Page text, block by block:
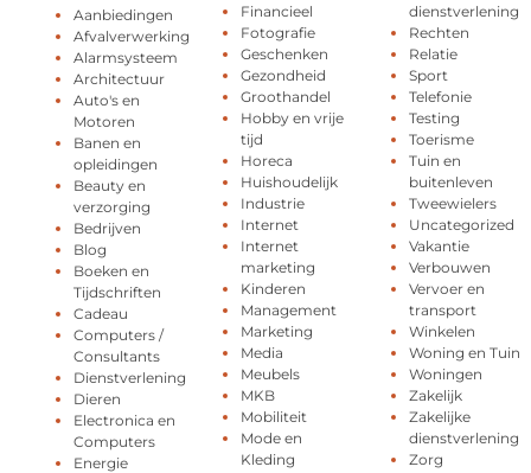
Aanbiedingen
Afvalverwerking
Alarmsysteem
Architectuur
Auto's en
Motoren
Banen en
opleidingen
Beauty en
verzorging
Bedrijven
Blog
Boeken en
Tijdschriften
Cadeau
Computers /
Consultants
Dienstverlening
Dieren
Electronica en
Computers
Energie
Financieel
Fotografie
Geschenken
Gezondheid
Groothandel
Hobby en vrije
tijd
Horeca
Huishoudelijk
Industrie
Internet
Internet
marketing
Kinderen
Management
Marketing
Media
Meubels
MKB
Mobiliteit
Mode en
Kleding
dienstverlening
Rechten
Relatie
Sport
Telefonie
Testing
Toerisme
Tuin en
buitenleven
Tweewielers
Uncategorized
Vakantie
Verbouwen
Vervoer en
transport
Winkelen
Woning en Tuin
Woningen
Zakelijk
Zakelijke
dienstverlening
Zorg